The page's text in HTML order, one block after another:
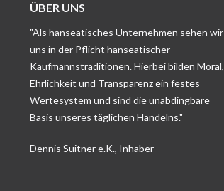
ÜBER UNS
"Als hanseatisches Unternehmen sehen wir
uns in der Pflicht hanseatischer
Kaufmannstraditionen. Hierbei bilden Moral,
Ehrlichkeit und Transparenz ein festes
Wertesystem und sind die unabdingbare
Basis unseres täglichen Handelns."
Dennis Suitner e.K., Inhaber